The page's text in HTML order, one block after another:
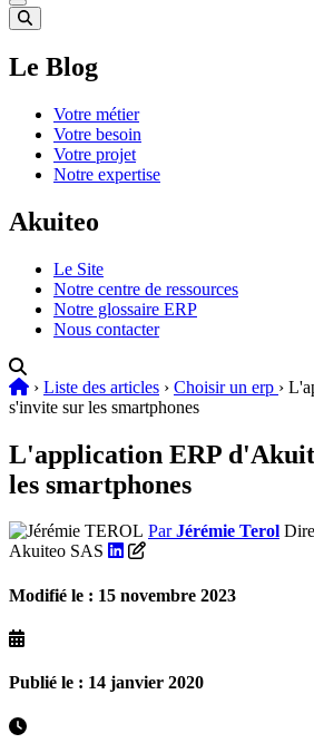
Le Blog
Votre métier
Votre besoin
Votre projet
Notre expertise
Akuiteo
Le Site
Notre centre de ressources
Notre glossaire ERP
Nous contacter
› Liste des articles › Choisir un erp ›
s'invite sur les smartphones
L'application ERP
les smartphones
ParJérémie Terol
Akuiteo SAS
Modifié le : 15 novembre 2023
Publié le : 14 janvier 2020